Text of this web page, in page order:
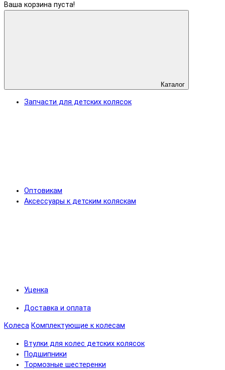
Ваша корзина пуста!
Каталог
Запчасти для детских колясок
Оптовикам
Аксессуары к детским коляскам
Уценка
Доставка и оплата
Колеса Комплектующие к колесам
Втулки для колес детских колясок
Подшипники
Тормозные шестеренки